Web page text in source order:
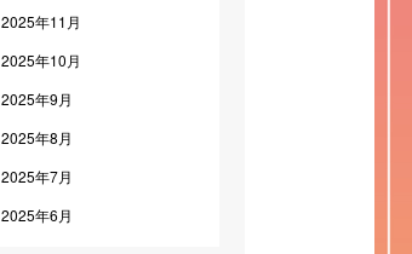
2025年11月
2025年10月
2025年9月
2025年8月
2025年7月
2025年6月